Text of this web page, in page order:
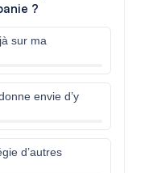
?
sur ma
envie d’y
d’autres